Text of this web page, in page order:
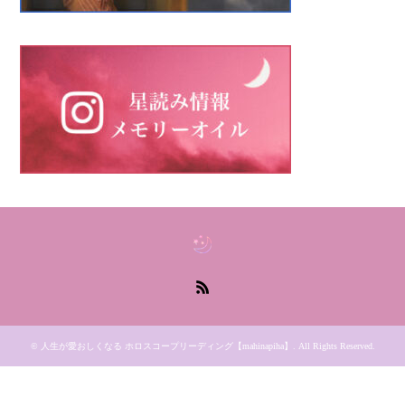
© 人生が愛おしくなる ホロスコープリーディング【mahinapiha】 . All Rights Reserved.